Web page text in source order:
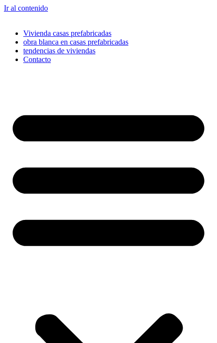
Ir al contenido
Vivienda casas prefabricadas
obra blanca en casas prefabricadas
tendencias de viviendas
Contacto